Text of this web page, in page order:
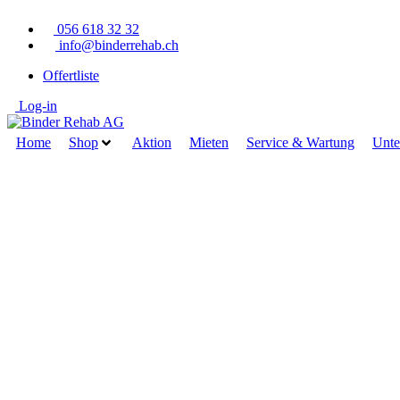
Inhalt
springen
056 618 32 32
info@binderrehab.ch
Offertliste
Log-in
Home Shop Aktion Mieten Service & Wartung